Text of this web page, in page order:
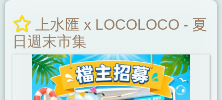
上水匯 x LOCOLOCO - 夏
日週末市集